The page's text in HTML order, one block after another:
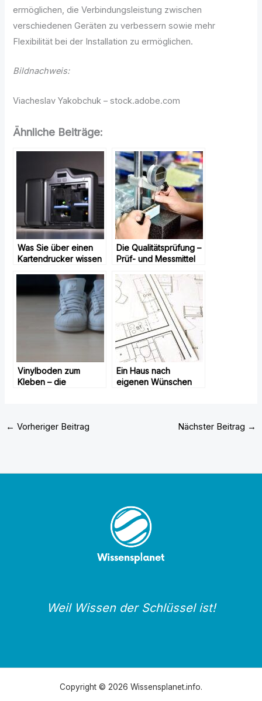
ermöglichen, die Verbindungsleistung zwischen
verschiedenen Geräten zu verbessern sowie mehr
Flexibilität bei der Installation zu ermöglichen.
Bildnachweis:
Viacheslav Yakobchuk – stock.adobe.com
Ähnliche Beiträge:
Was Sie über einen
Kartendrucker wissen
Die Qualitätsprüfung –
Prüf- und Messmittel
Vinylboden zum
Kleben – die
Ein Haus nach
eigenen Wünschen
← Vorheriger Beitrag Nächster Beitrag →
Weil Wissen der Schlüssel ist!
Copyright © 2026 Wissensplanet.info.